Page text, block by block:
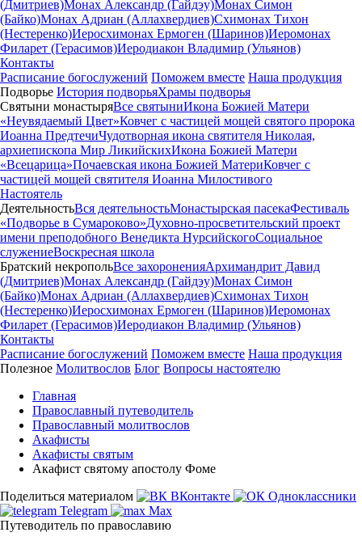
(Дмитриев)Монах Александр (Гайдэу)Монах Симон
(Байко)Монах Адриан (Аллахвердиев)Схимонах Тихон
(Нестеренко)Иеросхимонах Ермоген (Шаринов)Иеромонах
Филарет (Герасимов)Иеродиакон Владимир (Ульянов)
Контакты
Расписание богослужений Поможем вместе Наша продукция
Подворье История подворьяХрамы подворья
Святыни монастыряВсе святыниИкона Божией Матери
«Неувядаемый Цвет»Ковчег с частицей мощей святого пророка
Иоанна ПредтечиЧудотворная икона святителя Николая,
архиепископа Мир ЛикийскихИкона Божией Матери
«Всецарица»Почаевская икона Божией МатериКовчег с
частицей мощей святителя Иоанна Милостивого
Настоятель
ДеятельностьВся деятельностьМонастырская пасекаФестиваль
«Подворье в Сумароково»Духовно-просветительский проект
имени преподобного Венедикта НурсийскогоСоциальное
служениеВоскресная школа
Братский некропольВсе захороненияАрхимандрит Давид
(Дмитриев)Монах Александр (Гайдэу)Монах Симон
(Байко)Монах Адриан (Аллахвердиев)Схимонах Тихон
(Нестеренко)Иеросхимонах Ермоген (Шаринов)Иеромонах
Филарет (Герасимов)Иеродиакон Владимир (Ульянов)
Контакты
Расписание богослужений Поможем вместе Наша продукция
Полезное Молитвослов Блог Вопросы настоятелю
Главная
Православный путеводитель
Православный молитвослов
Акафисты
Акафисты святым
Акафист святому апостолу Фоме
Поделиться материалом
ВКонтакте
Одноклассники
Telegram
Max
Путеводитель по православию